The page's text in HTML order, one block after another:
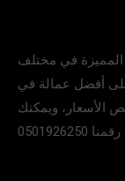
المميزة في مختلف
على أفضل عمالة في
الأسعار، ويمكنك